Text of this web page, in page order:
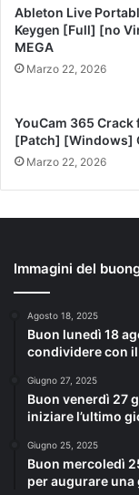
Ableton Live
Keygen [Full] [no
MEGA
Marzo 22, 2026
YouCam 365 Crack
[Patch] [Windows]
Marzo 22, 2026
Immagini del
Agosto 18, 2025
Buon lunedì 18
condividere con
Giugno 27, 2025
Buon venerdì 27
iniziare l’ultimo
Giugno 25, 2025
Buon mercoledì
per augurare